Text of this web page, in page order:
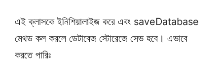
এই ক্লাসকে ইনিশিয়ালাইজ করে এবং saveDatabase
মেথড কল করলে ডেটাবেজ স্টোরেজে সেভ হবে। এভাবে
করতে পারিঃ